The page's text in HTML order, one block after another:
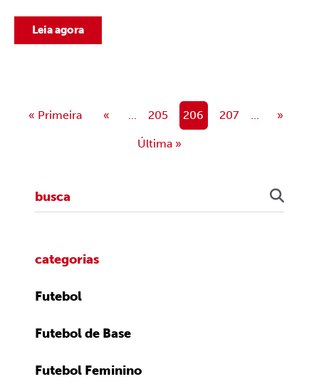
Leia agora
« Primeira « ... 205 206 207 ... »
Última »
categorias
Futebol
Futebol de Base
Futebol Feminino